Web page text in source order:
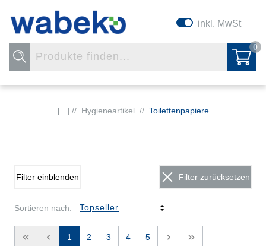
inkl. MwSt
0
[...] // Hygieneartikel // Toilettenpapiere
Filter einblenden Filter zurücksetzen
Sortieren nach:
<< < 1 2 3 4 5 > >>